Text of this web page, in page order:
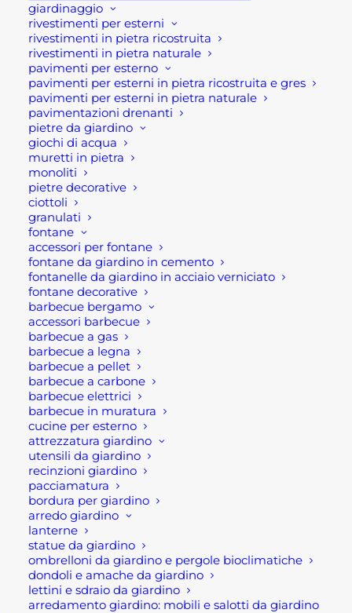
giardinaggio
rivestimenti per esterni
rivestimenti in pietra ricostruita
rivestimenti in pietra naturale
pavimenti per esterno
pavimenti per esterni in pietra ricostruita e gres
pavimenti per esterni in pietra naturale
pavimentazioni drenanti
pietre da giardino
giochi di acqua
muretti in pietra
monoliti
pietre decorative
ciottoli
granulati
fontane
accessori per fontane
fontane da giardino in cemento
fontanelle da giardino in acciaio verniciato
fontane decorative
barbecue bergamo
accessori barbecue
barbecue a gas
barbecue a legna
barbecue a pellet
barbecue a carbone
barbecue elettrici
barbecue in muratura
cucine per esterno
attrezzatura giardino
utensili da giardino
recinzioni giardino
pacciamatura
bordura per giardino
arredo giardino
lanterne
statue da giardino
ombrelloni da giardino e pergole bioclimatiche
dondoli e amache da giardino
lettini e sdraio da giardino
arredamento giardino: mobili e salotti da giardino
Seguici suFacebooko Instagram
Canale di Youtube!!
Scopri i nostri prodotti
Stone box
Muretti in pietra
Giochi di acqua
Monolite
Pietre decorative da giardino
Ciottoli
Granulati
VEDI I PRODOTTI
DOMANDE FREQUENTI
TUTTE LE NEWS